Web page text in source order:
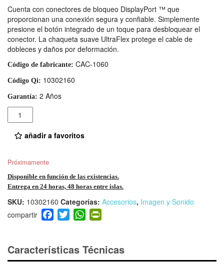
Cuenta con conectores de bloqueo DisplayPort ™ que
proporcionan una conexión segura y confiable. Simplemente
presione el botón integrado de un toque para desbloquear el
conector. La chaqueta suave UltraFlex protege el cable de
dobleces y daños por deformación.
Código de fabricante: CAC-1060
Código Qi: 10302160
Garantía: 2 Años
Cantidad
añadir a favoritos
Próximamente
Disponible en función de las existencias.
Entrega en 24 horas, 48 horas entre islas.
SKU: 10302160 Categorías: Accesorios, Imagen y Sonido
F
a
e
b
T
wi
er
W
h
s
A
ri
e
Características Técnicas